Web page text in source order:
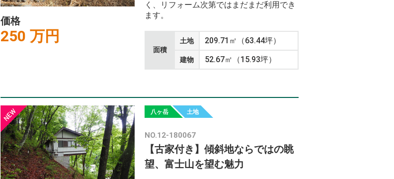
価格
250 万円
く、リフォーム次第ではまだまだ利用でき
ます。
面積
土地 209.71㎡（63.44坪）
建物 52.67㎡（15.93坪）
八ヶ岳 土地
NO.12-180067
【古家付き】傾斜地ならではの眺
望、富士山を望む魅力